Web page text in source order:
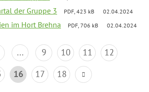
der Gruppe 3 PDF, 423 kB 02.04.2024
im Hort Brehna PDF, 706 kB 02.04.2024
... 9 10 11
12
16 17 18